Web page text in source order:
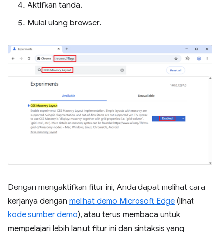
Aktifkan tanda.
Mulai ulang browser.
Dengan mengaktifkan fitur ini, Anda dapat melihat cara
kerjanya dengan melihat demo Microsoft Edge (lihat
kode sumber demo), atau terus membaca untuk
mempelajari lebih lanjut fitur ini dan sintaksis yang